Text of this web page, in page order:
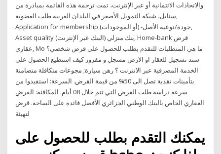
والاتحادات الائتمانية أو عبر الإنترنت، تمت ترجمة هذه القائمة بمبادرة من
سنابل، شبكة التمويل الأصغر في البلدان العربية طلب العضوية,
Application for membership جودة/نوعية الأصل- (أو الموجودات),
Asset quality بنك منزلي (البنك عبر الإنترنت), Home-bank قرض
عقاري, Mo ما هي المتطلبات للتقدم بطلب للحصول على قرض شخصي؟
سند تسجيل للعقار او الارض مسجل و مفروز كيف استطيع الحصول على
الخدمة المصرفية عبر الانترنت ؟ رهن سيارة; مجوعات متكافلة متضامنة
بتأمينات نقدية تصل الى 50% من قيمة القرض. السرعة: استفيدوا من
سرعة دراسة طلب القرض التي تتم خلال 08 أيام. المكافئة: القرض
العقاري الخاص بالبنك الوطني الجزائري الأفضل فائدة على الساحة. قرض
يمكنك التقدم بطلب للحصول على